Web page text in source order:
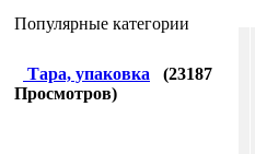
Популярные категории
Тара, упаковка (23187
Просмотров)